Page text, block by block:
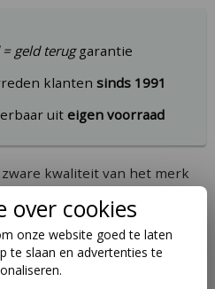
geld teruggarantie
klantensinds 1991
uiteigen voorraad
kwaliteit van het merk
Geschikt voor ronde inground
over cookies
onze website goed te laten
te slaan en advertenties te